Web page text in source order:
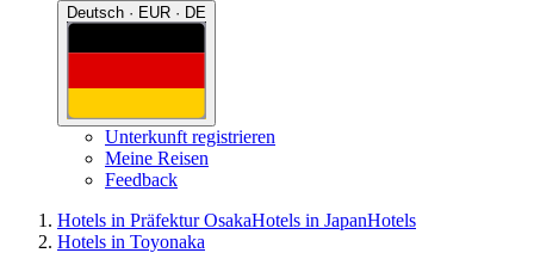
Deutsch · EUR · DE
Unterkunft registrieren
Meine Reisen
Feedback
Hotels in Präfektur OsakaHotels in JapanHotels
Hotels in Toyonaka